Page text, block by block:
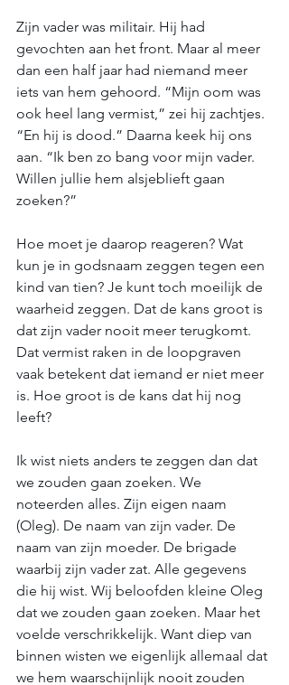
Zijn vader was militair. Hij had
gevochten aan het front. Maar al meer
dan een half jaar had niemand meer
iets van hem gehoord. “Mijn oom was
ook heel lang vermist,” zei hij zachtjes.
“En hij is dood.” Daarna keek hij ons
aan. “Ik ben zo bang voor mijn vader.
Willen jullie hem alsjeblieft gaan
zoeken?”
Hoe moet je daarop reageren? Wat
kun je in godsnaam zeggen tegen een
kind van tien? Je kunt toch moeilijk de
waarheid zeggen. Dat de kans groot is
dat zijn vader nooit meer terugkomt.
Dat vermist raken in de loopgraven
vaak betekent dat iemand er niet meer
is. Hoe groot is de kans dat hij nog
leeft?
Ik wist niets anders te zeggen dan dat
we zouden gaan zoeken. We
noteerden alles. Zijn eigen naam
(Oleg). De naam van zijn vader. De
naam van zijn moeder. De brigade
waarbij zijn vader zat. Alle gegevens
die hij wist. Wij beloofden kleine Oleg
dat we zouden gaan zoeken. Maar het
voelde verschrikkelijk. Want diep van
binnen wisten we eigenlijk allemaal dat
we hem waarschijnlijk nooit zouden